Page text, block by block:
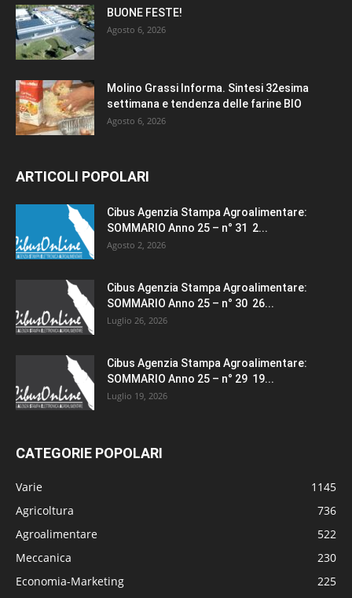
BUONE FESTE!
Agosto 6, 2026
Molino Grassi Informa. Sintesi 32esima
settimana e tendenza delle farine BIO
Agosto 6, 2026
ARTICOLI POPOLARI
Cibus Agenzia Stampa Agroalimentare:
SOMMARIO Anno 25 – n° 31 2...
Agosto 2, 2026
Cibus Agenzia Stampa Agroalimentare:
SOMMARIO Anno 25 – n° 30 26...
Luglio 26, 2026
Cibus Agenzia Stampa Agroalimentare:
SOMMARIO Anno 25 – n° 29 19...
Luglio 19, 2026
CATEGORIE POPOLARI
Varie
1145
Agricoltura
736
Agroalimentare
522
Meccanica
230
Economia-Marketing
225